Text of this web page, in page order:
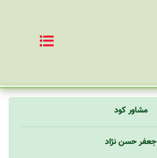
مشاور کود
جعفر حسن نژاد